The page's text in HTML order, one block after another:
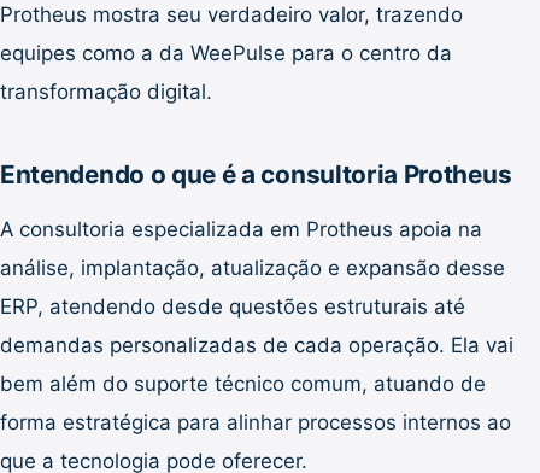
Protheus mostra seu verdadeiro valor, trazendo
equipes como a da WeePulse para o centro da
transformação digital.
Entendendo o que é a consultoria Protheus
A consultoria especializada em Protheus apoia na
análise, implantação, atualização e expansão desse
ERP, atendendo desde questões estruturais até
demandas personalizadas de cada operação. Ela vai
bem além do suporte técnico comum, atuando de
forma estratégica para alinhar processos internos ao
que a tecnologia pode oferecer.